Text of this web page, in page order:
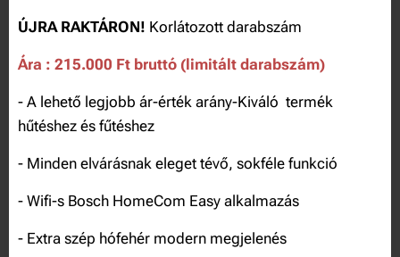
ÚJRA RAKTÁRON! Korlátozott darabszám
Ára : 215.000 Ft bruttó (limitált darabszám)
- A lehető legjobb ár-érték arány-Kiváló termék
hűtéshez és fűtéshez
- Minden elvárásnak eleget tévő, sokféle funkció
- Wifi-s Bosch HomeCom Easy alkalmazás
- Extra szép hófehér modern megjelenés